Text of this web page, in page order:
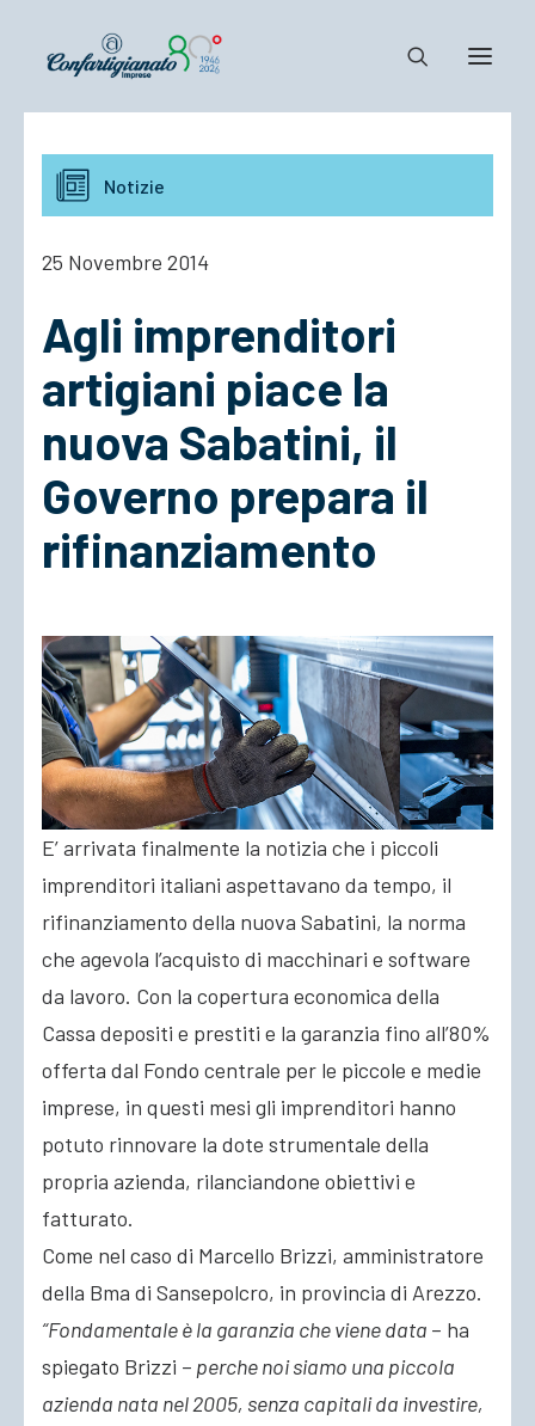
Notizie e Documenti
Confartigianato
Cosa Facciamo
Associarsi
Notizie
25 Novembre 2014
Agli imprenditori
artigiani piace la
nuova Sabatini, il
Governo prepara il
rifinanziamento
E’ arrivata finalmente la notizia che i piccoli
imprenditori italiani aspettavano da tempo, il
rifinanziamento della nuova Sabatini, la norma
che agevola l’acquisto di macchinari e software
da lavoro. Con la copertura economica della
Cassa depositi e prestiti e la garanzia fino all’80%
offerta dal Fondo centrale per le piccole e medie
imprese, in questi mesi gli imprenditori hanno
potuto rinnovare la dote strumentale della
propria azienda, rilanciandone obiettivi e
fatturato.
Come nel caso di Marcello Brizzi, amministratore
della Bma di Sansepolcro, in provincia di Arezzo.
“Fondamentale è la garanzia che viene data – ha
spiegato Brizzi – perche noi siamo una piccola
azienda nata nel 2005, senza capitali da investire,